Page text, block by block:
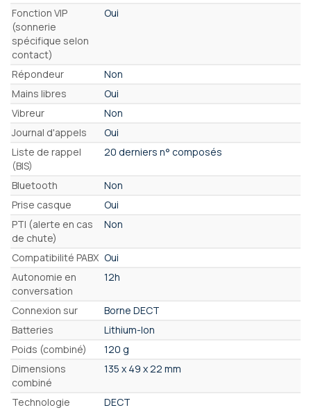
Fonction VIP
(sonnerie
spécifique selon
contact)
Oui
Répondeur
Non
Mains libres
Oui
Vibreur
Non
Journal d'appels
Oui
Liste de rappel
(BIS)
20 derniers n° composés
Bluetooth
Non
Prise casque
Oui
PTI (alerte en cas
de chute)
Non
Compatibilité PABX Oui
Autonomie en
conversation
12h
Connexion sur
Borne DECT
Batteries
Lithium-Ion
Poids (combiné)
120 g
Dimensions
combiné
135 x 49 x 22 mm
Technologie
DECT